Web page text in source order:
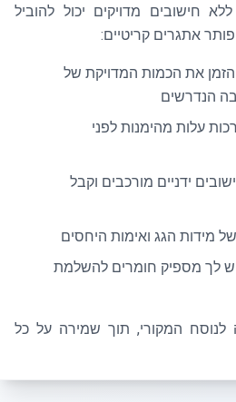
חישובים מדויקים יכול להוביל
אתגרים קריטיים:
הזמן את הכמות המדויקת של
הנדרשים
עלות מהימנות לפני
ידניים מורכבים וקבל
מידות הגג ואימות היחסים
לך מספיק חומרים להשלמת
לנוסח המקורי, תוך שמירה על כל